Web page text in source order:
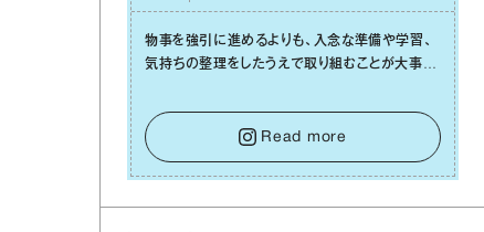
物事を強引に進めるよりも、⼊念な準備や学習、
気持ちの整理をしたうえで取り組むことが⼤事な
も焦らないで。意思を伝える⼯夫をしたり、あなた
⾃⾝や疲れていそうな⼈をいたわることに時間を
使いましょう。ここでしっかりとエネルギーを蓄
え、困難を乗り越える⼒に変えましょう。
Read more